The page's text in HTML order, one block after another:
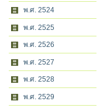
พ.ศ. 2524
พ.ศ. 2525
พ.ศ. 2526
พ.ศ. 2527
พ.ศ. 2528
พ.ศ. 2529